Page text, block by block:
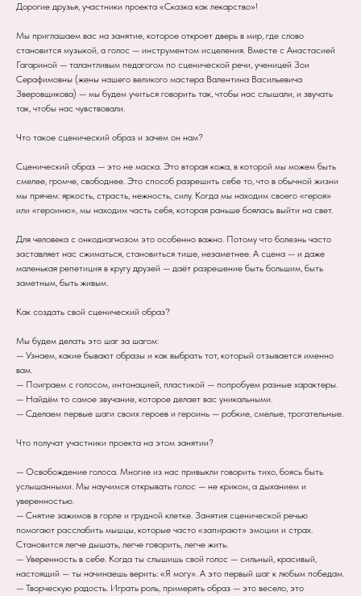
Дорогие друзья, участники проекта «Сказка как лекарство»!
Мы приглашаем вас на занятие, которое откроет дверь в мир, где слово
становится музыкой, а голос — инструментом исцеления. Вместе с Анастасией
Гагариной — талантливым педагогом по сценической речи, ученицей Зои
Серафимовны (жены нашего великого мастера Валентина Васильевича
Зверовщикова) — мы будем учиться говорить так, чтобы нас слышали, и звучать
так, чтобы нас чувствовали.
Что такое сценический образ и зачем он нам?
Сценический образ — это не маска. Это вторая кожа, в которой мы можем быть
смелее, громче, свободнее. Это способ разрешить себе то, что в обычной жизни
мы прячем: яркость, страсть, нежность, силу. Когда мы находим своего «героя»
или «героиню», мы находим часть себя, которая раньше боялась выйти на свет.
Для человека с онкодиагнозом это особенно важно. Потому что болезнь часто
заставляет нас сжиматься, становиться тише, незаметнее. А сцена — и даже
маленькая репетиция в кругу друзей — даёт разрешение быть большим, быть
заметным, быть живым.
Как создать свой сценический образ?
Мы будем делать это шаг за шагом:
— Узнаем, какие бывают образы и как выбрать тот, который отзывается именно
вам.
— Поиграем с голосом, интонацией, пластикой — попробуем разные характеры.
— Найдём то самое звучание, которое делает вас уникальными.
— Сделаем первые шаги своих героев и героинь — робкие, смелые, трогательные.
Что получат участники проекта на этом занятии?
— Освобождение голоса. Многие из нас привыкли говорить тихо, боясь быть
услышанными. Мы научимся открывать голос — не криком, а дыханием и
уверенностью.
— Снятие зажимов в горле и грудной клетке. Занятия сценической речью
помогают расслабить мышцы, которые часто «запирают» эмоции и страх.
Становится легче дышать, легче говорить, легче жить.
— Уверенность в себе. Когда ты слышишь свой голос — сильный, красивый,
настоящий — ты начинаешь верить: «Я могу». А это первый шаг к любым победам.
— Творческую радость. Играть роль, примерять образ — это весело, это